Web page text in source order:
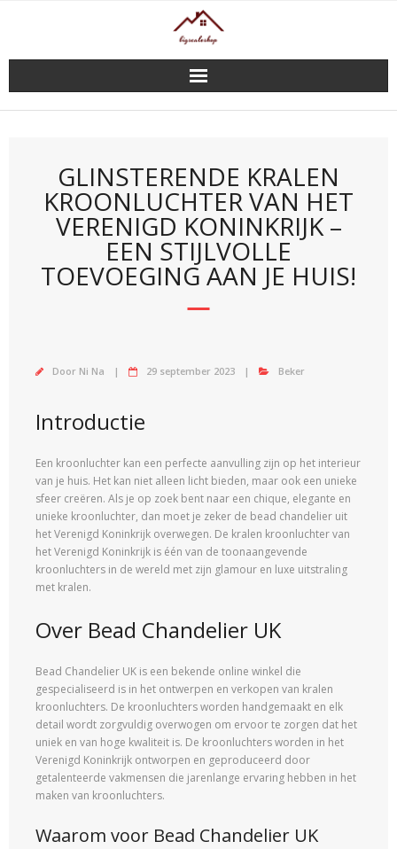
GLINSTERENDE KRALEN
KROONLUCHTER VAN HET
VERENIGD KONINKRIJK –
EEN STIJLVOLLE
TOEVOEGING AAN JE HUIS!
Door Ni Na 29 september 2023 Beker
Introductie
Een kroonluchter kan een perfecte aanvulling zijn op het interieur
van je huis. Het kan niet alleen licht bieden, maar ook een unieke
sfeer creëren. Als je op zoek bent naar een chique, elegante en
unieke kroonluchter, dan moet je zeker de bead chandelier uit
het Verenigd Koninkrijk overwegen. De kralen kroonluchter van
het Verenigd Koninkrijk is één van de toonaangevende
kroonluchters in de wereld met zijn glamour en luxe uitstraling
met kralen.
Over Bead Chandelier UK
Bead Chandelier UK is een bekende online winkel die
gespecialiseerd is in het ontwerpen en verkopen van kralen
kroonluchters. De kroonluchters worden handgemaakt en elk
detail wordt zorgvuldig overwogen om ervoor te zorgen dat het
uniek en van hoge kwaliteit is. De kroonluchters worden in het
Verenigd Koninkrijk ontworpen en geproduceerd door
getalenteerde vakmensen die jarenlange ervaring hebben in het
maken van kroonluchters.
Waarom voor Bead Chandelier UK